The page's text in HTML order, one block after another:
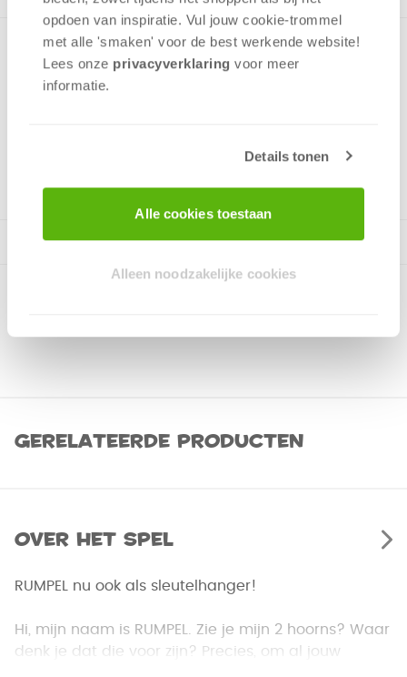
opdoen van inspiratie. Vul jouw cookie-trommel
met alle 'smaken' voor de best werkende website​!
Lees onze privacyverklaring voor meer
informatie.
Details tonen
Alle cookies toestaan
Alleen noodzakelijke cookies
RUMPEL nu ook als sleutelhanger!Hi, mijn naam is RUMPEL.
Zie je mijn 2 hoorns? Waar denk je dat die voor zijn? Precies,
om al jouw zorgen weg te steken.
Gerelateerde producten
Over het spel
RUMPEL nu ook als sleutelhanger!
Hi, mijn naam is RUMPEL. Zie je mijn 2 hoorns? Waar
denk je dat die voor zijn? Precies, om al jouw